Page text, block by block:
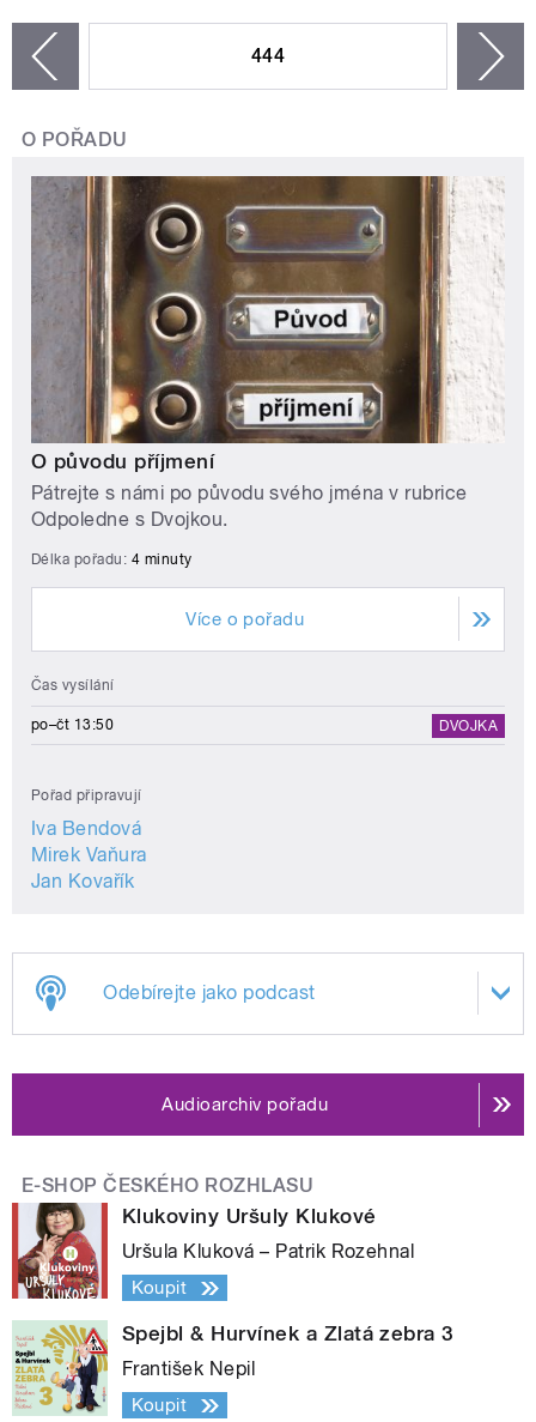
444
O POŘADU
O původu příjmení
Pátrejte s námi po původu svého jména v rubrice
Odpoledne s Dvojkou.
Délka pořadu: 4 minuty
Více o pořadu
Čas vysílání
po–čt 13:50 DVOJKA
Pořad připravují
Iva Bendová
Mirek Vaňura
Jan Kovařík
Odebírejte jako podcast
Audioarchiv pořadu
E-SHOP ČESKÉHO ROZHLASU
Klukoviny Uršuly Klukové
Uršula Kluková – Patrik Rozehnal
Koupit
Spejbl & Hurvínek a Zlatá zebra 3
František Nepil
Koupit